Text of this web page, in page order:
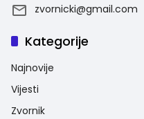
zvornicki@gmail.com
Kategorije
Najnovije
Vijesti
Zvornik